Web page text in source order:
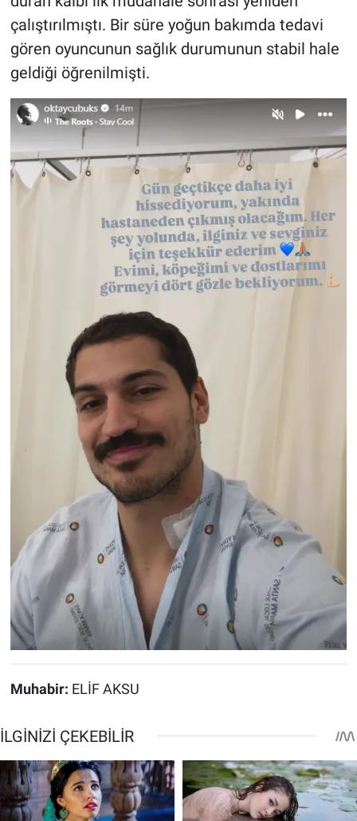
çalıştırılmıştı. Bir süre yoğun bakımda tedavi
gören oyuncunun sağlık durumunun stabil hale
geldiği öğrenilmişti.
Muhabir: ELİF AKSU